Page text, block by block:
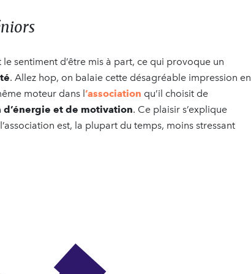
le sentiment d’être mis à part, ce qui provoque un
. Allez hop, on balaie cette désagréable impression en
moteur dans l’association qu’il choisit de
d’énergie et de motivation. Ce plaisir s’explique
est, la plupart du temps, moins stressant